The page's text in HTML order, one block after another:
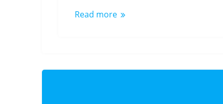
Read more